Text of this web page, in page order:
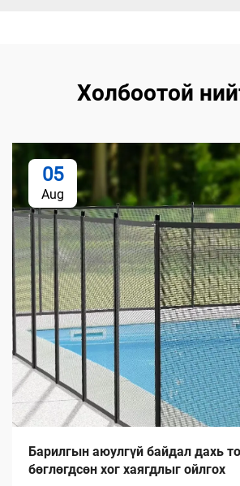
Холбоотой
05
Aug
Барилгын аюулгүй байдал дахь
бөглөгдсөн хог хаягдлыг ойлгох